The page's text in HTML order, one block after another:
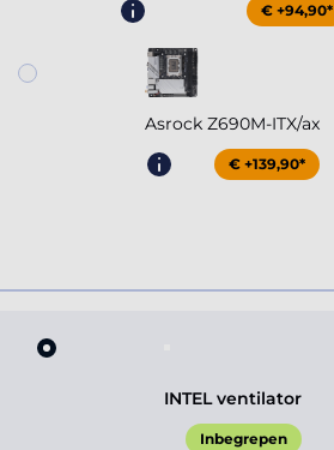
€ +94,90*
Asrock Z690M-ITX/ax
€ +139,90*
INTEL ventilator
Inbegrepen